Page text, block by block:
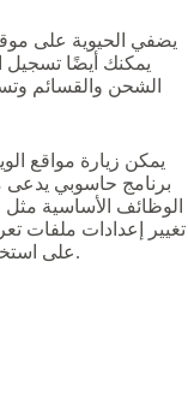
يمكنك أيضًا
الشحن والقسائم
يمكن زيارة مواقع
برنامج حاسوبي يدعى
الوظائف الأساسية مثل
تغيير إعدادات ملفات
على استخدام ملفات تعريف الارتباط للإعلان والتحليلات.